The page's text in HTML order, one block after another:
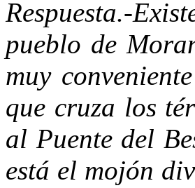
Respuesta.-
pueblo de
muy
que cruza los
al Puente del
está el mojón